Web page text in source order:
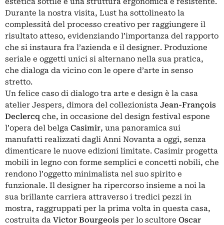
Durante la nostra visita, Lust ha sottolineato la
complessità del processo creativo per raggiungere il
risultato atteso, evidenziando l’importanza del rapporto
che si instaura fra l’azienda e il designer. Produzione
seriale e oggetti unici si alternano nella sua pratica,
che dialoga da vicino con le opere d’arte in senso
stretto.
Un felice caso di dialogo tra arte e design è la casa
atelier Jespers, dimora del collezionista Jean-François
Declercq che, in occasione del design festival espone
l’opera del belga Casimir, una panoramica sui
manufatti realizzati dagli Anni Novanta a oggi, senza
dimenticare le nuove edizioni limitate. Casimir progetta
mobili in legno con forme semplici e concetti nobili, che
rendono l’oggetto minimalista nel suo spirito e
funzionale. Il designer ha ripercorso insieme a noi la
sua brillante carriera attraverso i tredici pezzi in
mostra, raggruppati per la prima volta in questa casa,
costruita da Victor Bourgeois per lo scultore Oscar